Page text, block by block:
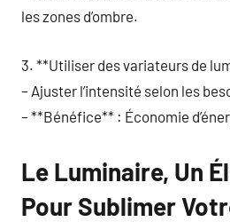
les zones d’ombre.
3. **Utiliser des variateurs de
– Ajuster l’intensité selon les
– **Bénéfice** : Économie
Le Luminaire, Un
Pour Sublimer